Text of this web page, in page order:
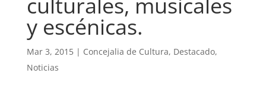
y escénicas.
Mar 3, 2015| Concejalia de Cultura, Destacado,
Noticias